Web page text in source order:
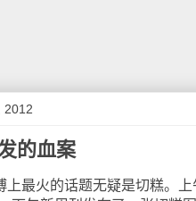
2012
的血案
火的话题无疑是切糕。上